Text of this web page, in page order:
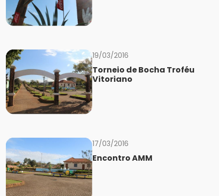
19/03/2016
Torneio de Bocha Troféu
Vitoriano
17/03/2016
Encontro AMM